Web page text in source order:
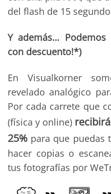
del flash de 15
Y además… Podemos
con descuento!*)
En Visualkorner
revelado analógico
Por cada carrete que
(física y online)
25% para que puedas
hacer copias o
tus fotografías por